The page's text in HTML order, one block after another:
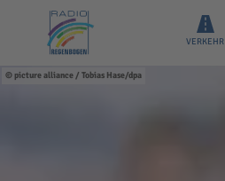
VERKEHR
picture alliance / Tobias Hase/dpa